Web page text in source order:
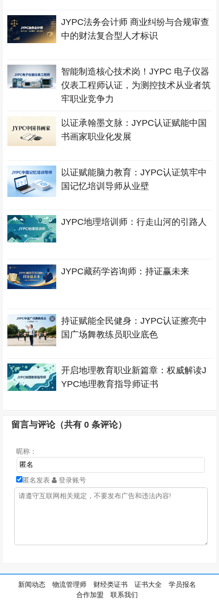
JYPC法务会计师 商业纠纷与合规审查
中的财法复合型人才标识
智能制造核心技术岗！JYPC 电子仪器
仪表工程师认证，为测控技术从业者筑
牢职业竞争力
以证承翰墨文脉：JYPC认证赋能中国
书画家职业化发展
以证赋能脑力教育：JYPC认证筑牢中
国记忆培训导师从业壁
JYPC地理培训师：行走山河的引路人
JYPC藏药学咨询师：持证赢未来
持证赋能全民健身：JYPC认证擦亮中
国广场舞教练员职业底色
开启地理教育职业新篇章：权威解读J
YPC地理教育指导师证书
留言与评论（共有0 条评论）
昵称：
匿名发表 登录账号
新闻动态 物流管理师 财经类证书 证书大全
学员报名
合作加盟
联系我们